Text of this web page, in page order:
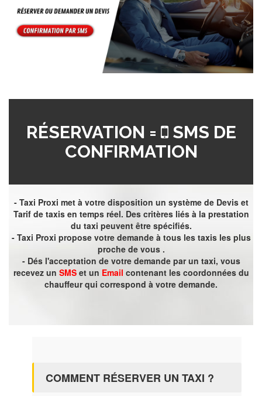
RÉSERVATION =
SMS DE
CONFIRMATION
- Taxi Proxi met à votre disposition un système de Devis et
Tarif de taxis en temps réel. Des critères liés à la prestation
du taxi peuvent être spécifiés.
- Taxi Proxi propose votre demande à tous les taxis les plus
proche de vous .
- Dés l'acceptation de votre demande par un taxi, vous
recevez un SMSet un Email contenant les coordonnées du
chauffeur qui correspond à votre demande.
COMMENT RÉSERVER UN TAXI ?